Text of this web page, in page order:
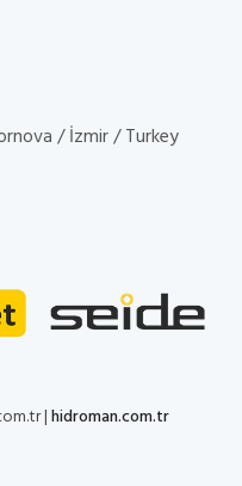
/ İzmir / Turkey
|hidroman.com.tr